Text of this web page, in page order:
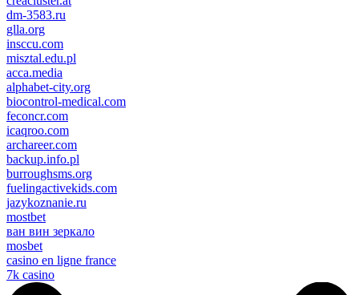
dm-3583.ru
glla.org
insccu.com
misztal.edu.pl
acca.media
alphabet-city.org
biocontrol-medical.com
feconcr.com
icaqroo.com
archareer.com
backup.info.pl
burroughsms.org
fuelingactivekids.com
jazykoznanie.ru
mostbet
ван вин зеркало
mosbet
casino en ligne france
7k casino